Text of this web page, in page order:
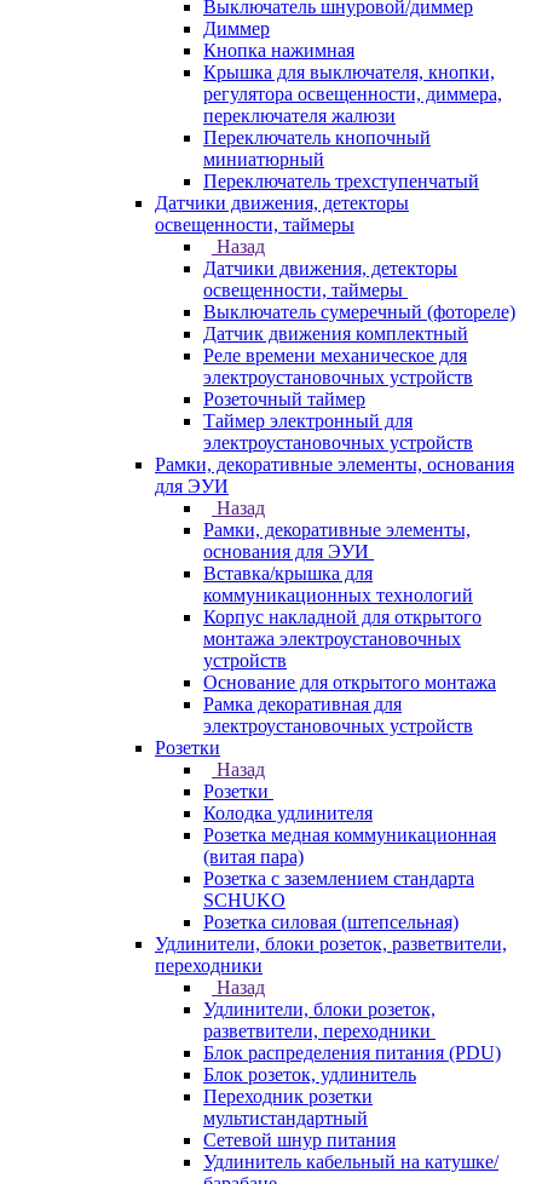
Выключатель шнуровой/диммер
Диммер
Кнопка нажимная
Крышка для выключателя, кнопки,
регулятора освещенности, диммера,
переключателя жалюзи
Переключатель кнопочный
миниатюрный
Переключатель трехступенчатый
Датчики движения, детекторы
освещенности, таймеры
Назад
Датчики движения, детекторы
освещенности, таймеры
Выключатель сумеречный (фотореле)
Датчик движения комплектный
Реле времени механическое для
электроустановочных устройств
Розеточный таймер
Таймер электронный для
электроустановочных устройств
Рамки, декоративные элементы, основания
для ЭУИ
Назад
Рамки, декоративные элементы,
основания для ЭУИ
Вставка/крышка для
коммуникационных технологий
Корпус накладной для открытого
монтажа электроустановочных
устройств
Основание для открытого монтажа
Рамка декоративная для
электроустановочных устройств
Розетки
Назад
Розетки
Колодка удлинителя
Розетка медная коммуникационная
(витая пара)
Розетка с заземлением стандарта
SCHUKO
Розетка силовая (штепсельная)
Удлинители, блоки розеток, разветвители,
переходники
Назад
Удлинители, блоки розеток,
разветвители, переходники
Блок распределения питания (PDU)
Блок розеток, удлинитель
Переходник розетки
мультистандартный
Сетевой шнур питания
Удлинитель кабельный на катушке/